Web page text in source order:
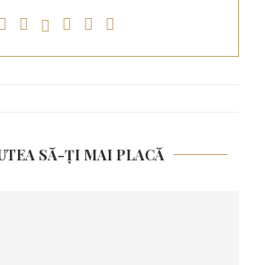
SĂ-ȚI MAI PLACĂ